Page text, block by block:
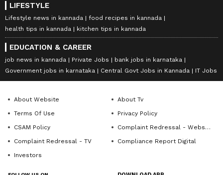
LIFESTYLE
Lifestyle news in kannada
food recipes in kannada
health tips in kannada
kitchen tips in kannada
EDUCATION & CAREER
job news in kannada Private Jobs
bank jobs in karnataka
Government jobs in karnataka
Central Govt Jobs in Kannada IT Jobs
About Website
About Tv
Terms Of Use
Privacy Policy
CSAM Policy
Complaint Redressal - Website
Complaint Redressal - TV
Compliance Report Digital
Investors